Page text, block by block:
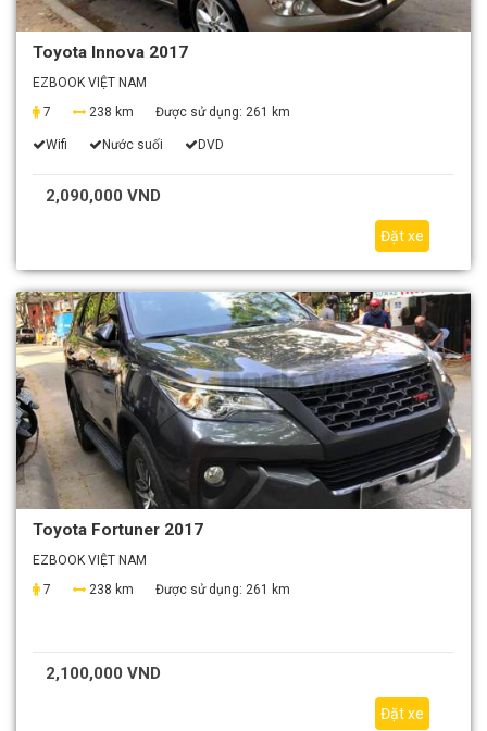
Toyota Innova 2017
EZBOOK VIỆT NAM
7
238 km Được sử dụng: 261 km
Wifi Nước suối DVD
2,090,000 VND
Đặt xe
Toyota Fortuner 2017
EZBOOK VIỆT NAM
7
238 km Được sử dụng: 261 km
2,100,000 VND
Đặt xe